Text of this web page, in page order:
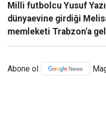
Milli futbolcu Yusuf
dünyaevine girdiği
memleketi Trabzon'a
Abone ol